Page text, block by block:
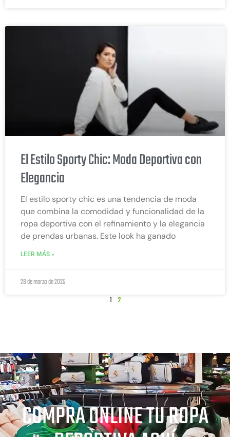
El Estilo Sporty Chic: Moda Deportiva con
Elegancia
El estilo sporty chic es una tendencia de moda
que combina la comodidad y funcionalidad de la
ropa deportiva con el refinamiento y la elegancia
de prendas urbanas. Este look ha ganado
LEER MÁS »
28 de marzo de 2025
1 2
COMPRA ONLINE TU ROPA